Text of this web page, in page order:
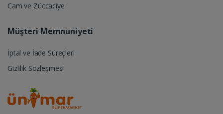
Cam ve Züccaciye
Müşteri Memnuniyeti
İptal ve İade Süreçleri
Gizlilik Sözleşmesi